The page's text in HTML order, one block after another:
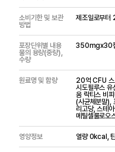
소비기한 및 보관
방법
제조일로부
포장단위별 내용
물의 용량(중량),
수량
350mgx30
원료명 및 함량
20억 CFU 스
시도필루스 유
움 락티스 비
(사균체분말),
리고당, 스테
메틸셀룰로오
영양정보 열량 0kcal,